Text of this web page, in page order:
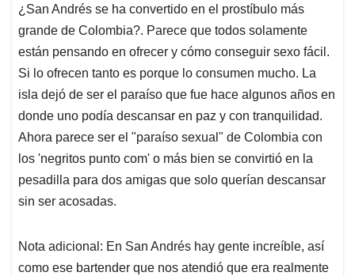
¿San Andrés se ha convertido en el prostíbulo más
grande de Colombia?. Parece que todos solamente
están pensando en ofrecer y cómo conseguir sexo fácil.
Si lo ofrecen tanto es porque lo consumen mucho. La
isla dejó de ser el paraíso que fue hace algunos años en
donde uno podía descansar en paz y con tranquilidad.
Ahora parece ser el "paraíso sexual" de Colombia con
los 'negritos punto com' o más bien se convirtió en la
pesadilla para dos amigas que solo querían descansar
sin ser acosadas.
Nota adicional: En San Andrés hay gente increíble, así
como ese bartender que nos atendió que era realmente